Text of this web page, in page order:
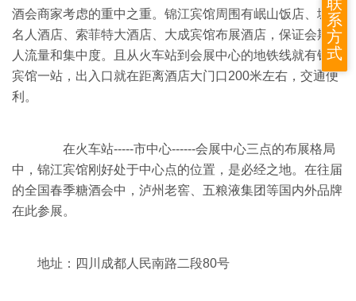
酒会商家考虑的重中之重。锦江宾馆周围有岷山饭店、城市
名人酒店、索菲特大酒店、大成宾馆布展酒店，保证会期的
人流量和集中度。且从火车站到会展中心的地铁线就有锦江
宾馆一站，出入口就在距离酒店大门口200米左右，交通便
利。
在火车站-----市中心------会展中心三点的布展格局
中，锦江宾馆刚好处于中心点的位置，是必经之地。在往届
的全国春季糖酒会中，泸州老窖、五粮液集团等国内外品牌
在此参展。
地址：四川成都人民南路二段80号
系
方
式